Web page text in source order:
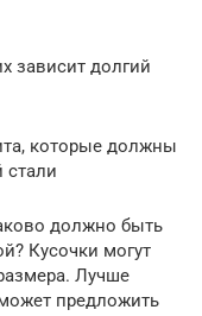
зависит долгий
которые должны
должно быть
Кусочки могут
Лучше
предложить